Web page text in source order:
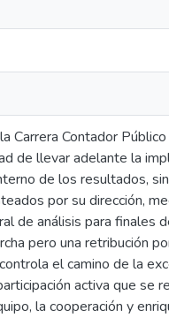
Contador
de llevar adelante la
de los resultados,
por su dirección,
de análisis para finales
pero una retribución
el camino de la
activa que se
la cooperación y